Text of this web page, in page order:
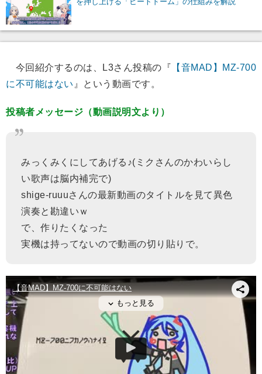
今回紹介するのは、L3さん投稿の『 【音MAD】MZ-700
に不可能はない 』という動画です。
投稿者メッセージ（動画説明文より）
みっくみくにしてあげる♪(ミクさんのかわいらし
い歌声は脳内補完で)
shige-ruuuさんの最新動画のタイトルを見て異色
演奏と勘違いｗ
で、作りたくなった
実機は持ってないので動画の切り貼りで。